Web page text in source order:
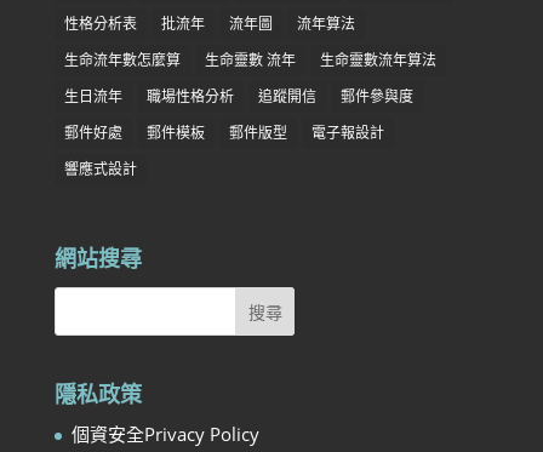
性格分析表
批流年 流年圖
流年算法
生命流年數怎麼算
生命靈數 流年
生命靈數流年算法
生日流年
職場性格分析 追蹤開信
郵件參與度
郵件好處
郵件模板 郵件版型
電子報設計
響應式設計
網站搜尋
隱私政策
個資安全Privacy Policy